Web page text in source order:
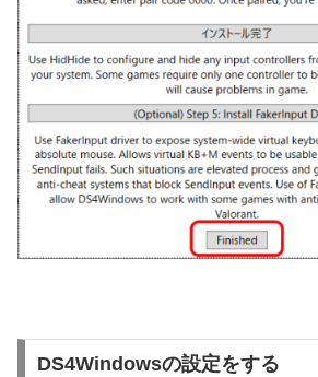
DS4Windowsの設定をする